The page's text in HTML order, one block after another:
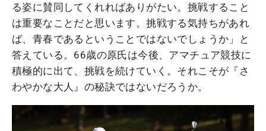
る姿に賛同してくれればありがたい。挑戦すること
は重要なことだと思います。挑戦する気持ちがあれ
ば、青春であるということではないでしょうか」と
答えている。66歳の原氏は今後、アマチュア競技に
積極的に出て、挑戦を続けていく。それこそが『さ
わやかな大人』の秘訣ではないだろうか。